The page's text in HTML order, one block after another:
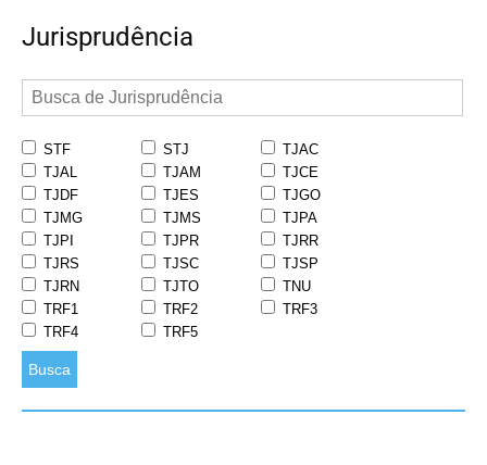
Jurisprudência
STF STJ
TJAC
TJAL
TJAM
TJCE
TJDF
TJES
TJGO
TJMG
TJMS
TJPA
TJPI
TJPR
TJRR
TJRS
TJSC
TJSP
TJRN
TJTO
TNU
TRF1
TRF2
TRF3
TRF4
TRF5
Busca